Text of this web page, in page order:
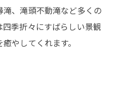
、滝頭不動滝など多くの
季折々にすばらしい景観
やしてくれます。